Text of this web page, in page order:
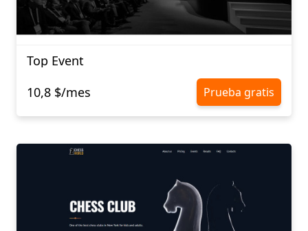
Top Event
10,8 $/mes
Prueba gratis